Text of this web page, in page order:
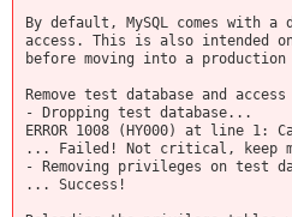
By default, MySQL comes with
access. This is also intended
before moving into a production
Remove test database and
- Dropping test database...
ERROR 1008 (HY000) at line
... Failed! Not critical, keep
- Removing privileges on test
... Success!